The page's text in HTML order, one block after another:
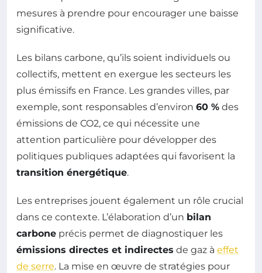
mesures à prendre pour encourager une baisse
significative.
Les bilans carbone, qu’ils soient individuels ou
collectifs, mettent en exergue les secteurs les
plus émissifs en France. Les grandes villes, par
exemple, sont responsables d’environ 60 % des
émissions de CO2, ce qui nécessite une
attention particulière pour développer des
politiques publiques adaptées qui favorisent la
transition énergétique.
Les entreprises jouent également un rôle crucial
dans ce contexte. L’élaboration d’un bilan
carbone précis permet de diagnostiquer les
émissions directes et indirectes de gaz à effet
de serre. La mise en œuvre de stratégies pour